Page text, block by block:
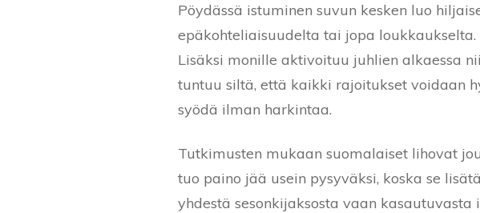
Pöydässä istuminen suvun kesken luo
epäkohteliaisuudelta tai jopa
Lisäksi monille aktivoituu juhlien alkaessa
tuntuu siltä, että kaikki rajoitukset voidaan
syödä ilman harkintaa.
Tutkimusten mukaan suomalaiset lihovat
tuo paino jää usein pysyväksi, koska se
yhdestä sesonkijaksosta vaan kasautuvasta